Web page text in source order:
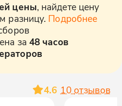
цены, найдете цену
разницу. Подробнее
за 48 часов
4.6 10 отзывов